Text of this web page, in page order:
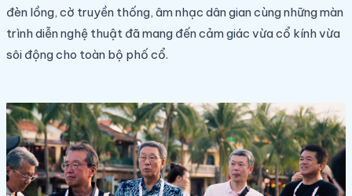
đèn lồng, cờ truyền thống, âm nhạc dân gian cùng những màn
trình diễn nghệ thuật đã mang đến cảm giác vừa cổ kính vừa
sôi động cho toàn bộ phố cổ.